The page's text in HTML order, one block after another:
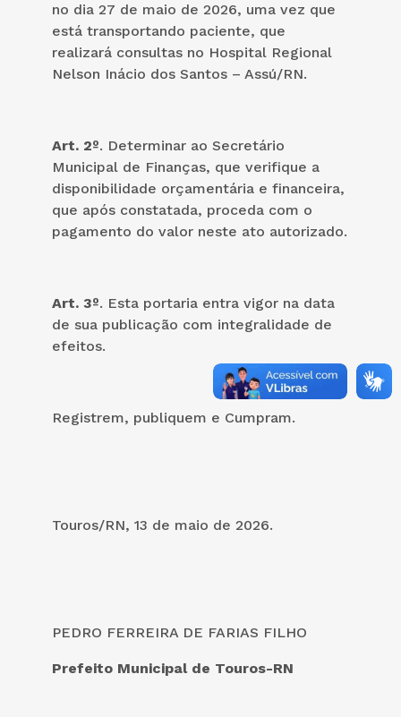
no dia 27 de maio de 2026, uma vez que
está transportando paciente, que
realizará consultas no Hospital Regional
Nelson Inácio dos Santos – Assú/RN.
Art. 2º. Determinar ao Secretário
Municipal de Finanças, que verifique a
disponibilidade orçamentária e financeira,
que após constatada, proceda com o
pagamento do valor neste ato autorizado.
Art. 3º. Esta portaria entra vigor na data
de sua publicação com integralidade de
efeitos.
Registrem, publiquem e Cumpram.
Touros/RN, 13 de maio de 2026.
PEDRO FERREIRA DE FARIAS FILHO
Prefeito Municipal de Touros-RN